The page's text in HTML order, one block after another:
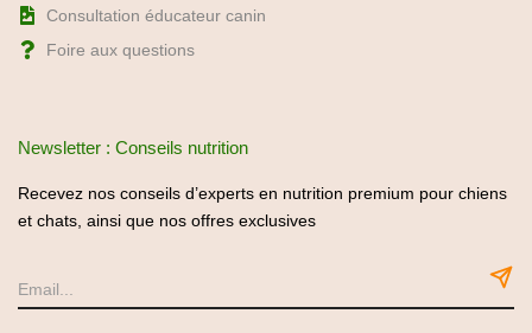
Consultation éducateur canin
Foire aux questions
Newsletter : Conseils nutrition
Recevez nos conseils d’experts en nutrition premium pour chiens
et chats, ainsi que nos offres exclusives